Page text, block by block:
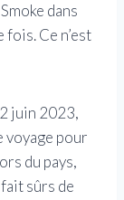
dans
fois. Ce n’est
juin 2023,
voyage pour
du pays,
sûrs de